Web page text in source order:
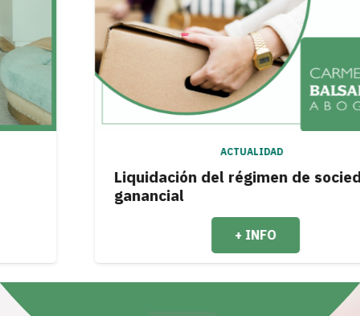
Liquidación del régimen de sociedad
ganancial